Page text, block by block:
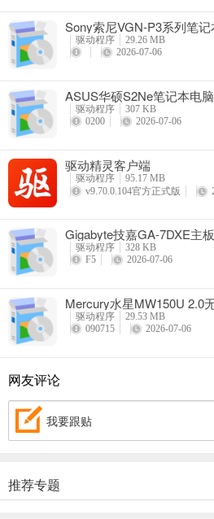
Sony索尼VGN-P3系列笔
驱动
驱动程序
29.26 MB
2026-07-06
ASUS华硕S2Ne笔记本电
驱动程序
307 KB
0200
2026-07-06
驱动精灵客户端
驱动程序
95.17 MB
v9.70.0.104官方正式版
Gigabyte技嘉GA-7DXE主
驱动程序
328 KB
F5
2026-07-06
Mercury水星MW150U 2.0
驱动程序
29.53 MB
090715
2026-07-06
网友评论
我要跟贴
推荐专题